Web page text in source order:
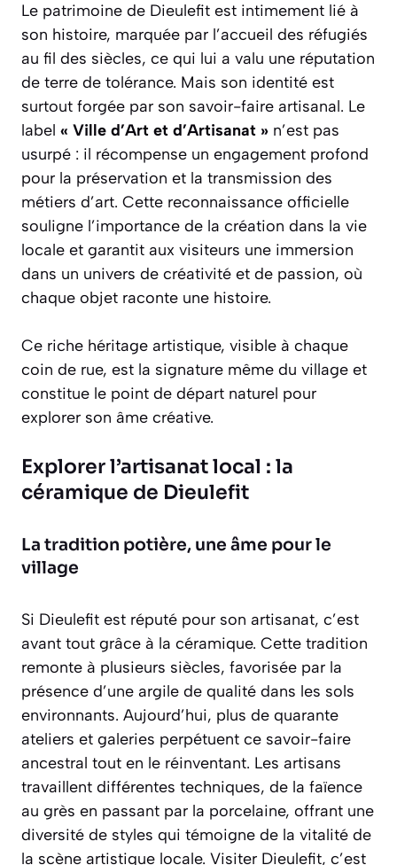
Le patrimoine de Dieulefit est intimement lié à
son histoire, marquée par l’accueil des réfugiés
au fil des siècles, ce qui lui a valu une réputation
de terre de tolérance. Mais son identité est
surtout forgée par son savoir-faire artisanal. Le
label « Ville d’Art et d’Artisanat » n’est pas
usurpé : il récompense un engagement profond
pour la préservation et la transmission des
métiers d’art. Cette reconnaissance officielle
souligne l’importance de la création dans la vie
locale et garantit aux visiteurs une immersion
dans un univers de créativité et de passion, où
chaque objet raconte une histoire.
Ce riche héritage artistique, visible à chaque
coin de rue, est la signature même du village et
constitue le point de départ naturel pour
explorer son âme créative.
Explorer l’artisanat local : la
céramique de Dieulefit
La tradition potière, une âme pour le
village
Si Dieulefit est réputé pour son artisanat, c’est
avant tout grâce à la céramique. Cette tradition
remonte à plusieurs siècles, favorisée par la
présence d’une argile de qualité dans les sols
environnants. Aujourd’hui, plus de quarante
ateliers et galeries perpétuent ce savoir-faire
ancestral tout en le réinventant. Les artisans
travaillent différentes techniques, de la faïence
au grès en passant par la porcelaine, offrant une
diversité de styles qui témoigne de la vitalité de
la scène artistique locale. Visiter Dieulefit, c’est